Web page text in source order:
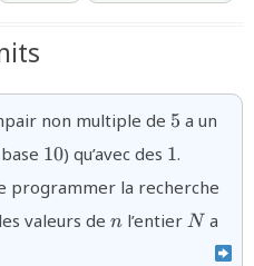
non multiple de {5}
5 a un
{10}
10) qu’avec des {1}
1.
programmer la recherche
valeurs den
n l’entier N
N a